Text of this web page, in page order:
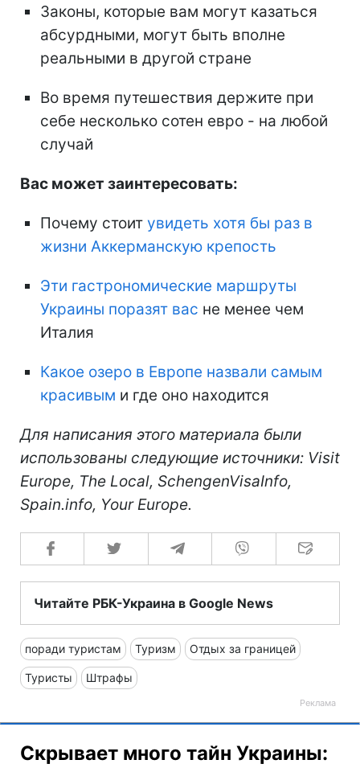
Законы, которые вам могут казаться
абсурдными, могут быть вполне
реальными в другой стране
Во время путешествия держите при
себе несколько сотен евро - на любой
случай
Вас может заинтересовать:
Почему стоит увидеть хотя бы раз в
жизни Аккерманскую крепость
Эти гастрономические маршруты
Украины поразят вас не менее чем
Италия
Какое озеро в Европе назвали самым
красивым и где оно находится
Для написания этого материала были
использованы следующие источники: Visit
Europe, The Local, SchengenVisaInfo,
Spain.info, Your Europe.
Читайте РБК-Украина в Google News
поради туристам Туризм Отдых за границей
Туристы Штрафы
Скрывает много тайн Украины: